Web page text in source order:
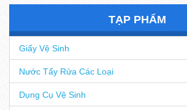
TẠP PHẨM
Giấy Vệ Sinh
Nước Tẩy Rửa Các Loại
Dụng Cụ Vệ Sinh